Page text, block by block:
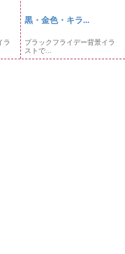
ラ
黒・金色・キラ...
ブラックフライデー背景イラ
ストで...